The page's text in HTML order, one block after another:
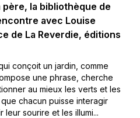
père, la bibliothèque de
avec Louise
de La Reverdie, éditions
conçoit un jardin, comme
une phrase, cherche
au mieux les verts et les
chacun puisse interagir
leur sourire et les illumi...